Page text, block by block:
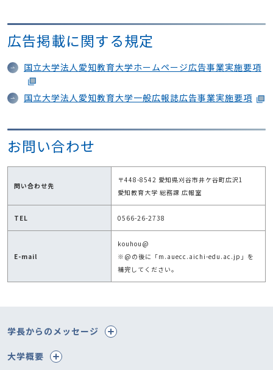
広告掲載に関する規定
国立大学法人愛知教育大学ホームページ広告事業実施要項
国立大学法人愛知教育大学一般広報誌広告事業実施要項
お問い合わせ
問い合わせ先
〒448-8542 愛知県刈谷市井ケ谷町広沢1
愛知教育大学 総務課 広報室
TEL 0566-26-2738
E-mail
kouhou@
※@の後に「m.auecc.aichi-edu.ac.jp」を
補完してください。
学長からのメッセージ
大学概要